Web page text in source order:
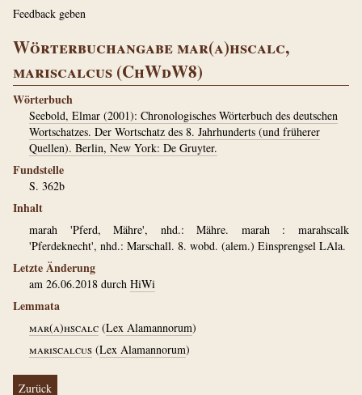
Feedback geben
Wörterbuchangabe mar(a)hscalc,
mariscalcus (ChWdW8)
Wörterbuch
Seebold, Elmar (2001): Chronologisches Wörterbuch des deutschen
Wortschatzes. Der Wortschatz des 8. Jahrhunderts (und früherer
Quellen). Berlin, New York: De Gruyter.
Fundstelle
S. 362b
Inhalt
marah 'Pferd, Mähre', nhd.: Mähre. marah : marahscalk
'Pferdeknecht', nhd.: Marschall. 8. wobd. (alem.) Einsprengsel LAla.
Letzte Änderung
am 26.06.2018 durch HiWi
Lemmata
mar(a)hscalc (Lex Alamannorum)
mariscalcus (Lex Alamannorum)
Zurück